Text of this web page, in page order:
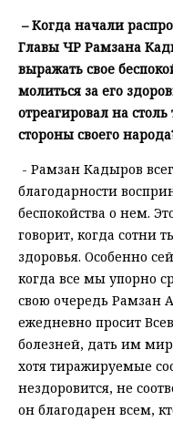
– Когда начали
Главы ЧР Рамзана
выражать свое
молиться за его
отреагировал на
стороны своего
- Рамзан Кадыров
благодарности
беспокойства о нем.
говорит, когда сотни
здоровья. Особенно
когда все мы упорно
свою очередь Рамзан
ежедневно просит
болезней, дать им
хотя тиражируемые
нездоровится, не
он благодарен всем,